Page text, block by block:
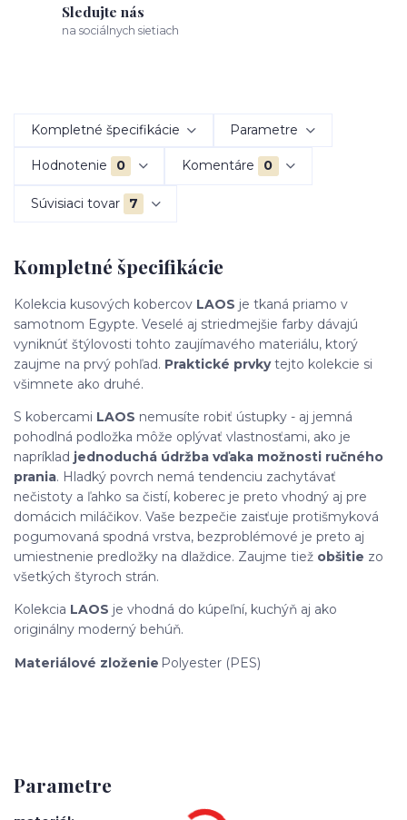
Sledujte nás
na sociálnych sietiach
Kompletné špecifikácie Parametre
Hodnotenie 0 Komentáre 0
Súvisiaci tovar 7
Kompletné špecifikácie
Kolekcia kusových kobercov LAOS je tkaná priamo v
samotnom Egypte. Veselé aj striedmejšie farby dávajú
vyniknúť štýlovosti tohto zaujímavého materiálu, ktorý
zaujme na prvý pohľad. Praktické prvkytejto kolekcie si
všimnete ako druhé.
S kobercami LAOS nemusíte robiť ústupky - aj jemná
pohodlná podložka môže oplývať vlastnosťami, ako je
napríklad jednoduchá údržba vďaka možnosti ručného
prania. Hladký povrch nemá tendenciu zachytávať
nečistoty a ľahko sa čistí, koberec je preto vhodný aj pre
domácich miláčikov. Vaše bezpečie zaisťuje protišmyková
pogumovaná spodná vrstva, bezproblémové je preto aj
umiestnenie predložky na dlaždice. Zaujme tiež obšitie zo
všetkých štyroch strán.
Kolekcia LAOS je vhodná do kúpeľní, kuchýň aj ako
originálny moderný behúň.
Materiálové zloženie Polyester (PES)
Parametre